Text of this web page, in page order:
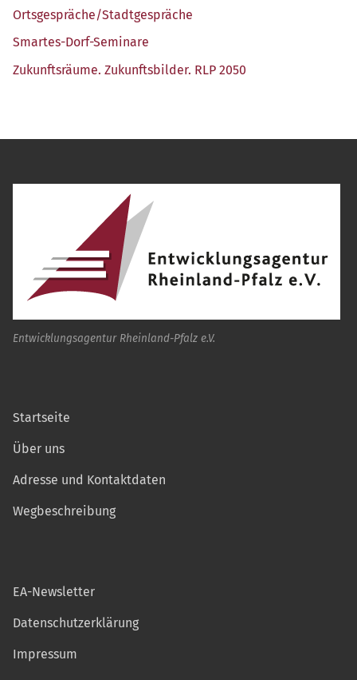
Ortsgespräche/​Stadtgespräche
Smar­tes-Dorf-Semi­na­re
Zukunfts­räu­me. Zukunfts­bil­der. RLP 2050
Entwicklungsagentur Rheinland-Pfalz e.V.
Startseite
Über uns
Adresse und Kontaktdaten
Wegbeschreibung
EA-Newsletter
Datenschutzerklärung
Impressum